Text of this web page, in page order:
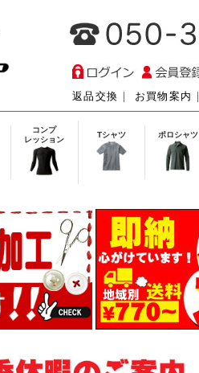
返品交換 ｜ お買物案内 ｜
コンプ
レッション
Tシャツ ポロシャツ